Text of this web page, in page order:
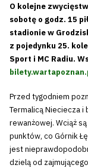
O kolejne
sobotę o godz. 15
stadionie w
z pojedynku 25.
Sport i MC Radiu.
Przed tygodniem
Termalicą Nieciecza i
rewanżowej. Wciąż
punktów, co Górnik
jest
dzielą od